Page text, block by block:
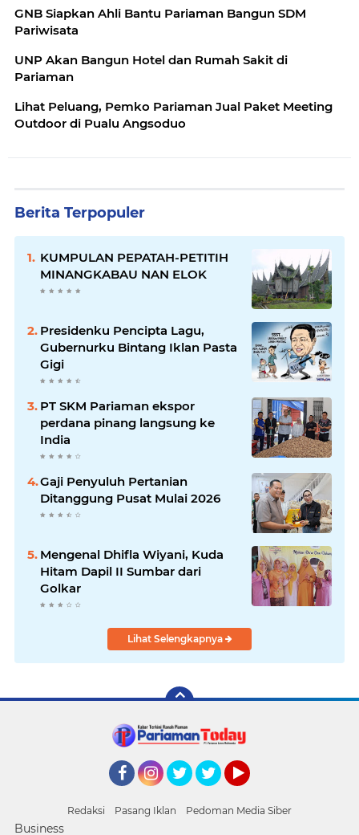
GNB Siapkan Ahli Bantu Pariaman Bangun SDM
Pariwisata
UNP Akan Bangun Hotel dan Rumah Sakit di
Pariaman
Lihat Peluang, Pemko Pariaman Jual Paket Meeting
Outdoor di Pualu Angsoduo
Berita Terpopuler
KUMPULAN PEPATAH-PETITIH
MINANGKABAU NAN ELOK
Presidenku Pencipta Lagu,
Gubernurku Bintang Iklan Pasta
Gigi
PT SKM Pariaman ekspor
perdana pinang langsung ke
India
Gaji Penyuluh Pertanian
Ditanggung Pusat Mulai 2026
Mengenal Dhifla Wiyani, Kuda
Hitam Dapil II Sumbar dari
Golkar
Lihat Selengkapnya
Redaksi Pasang Iklan Pedoman Media Siber
Business